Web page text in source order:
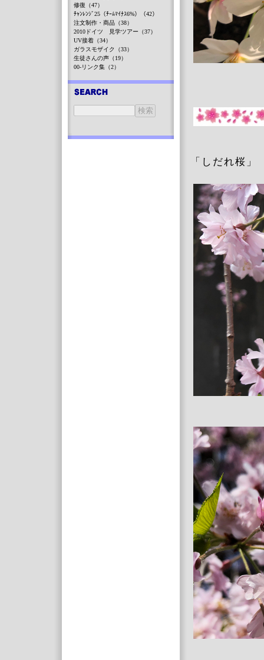
「しだれ桜」
修復（47）
ﾁｬﾝﾚﾝｼﾞ25（ﾁｰﾑﾏｲﾅｽ6%）（42）
注文制作・商品（38）
2010ドイツ 見学ツアー（37）
UV接着（34）
ガラスモザイク（33）
生徒さんの声（19）
00-リンク集（2）